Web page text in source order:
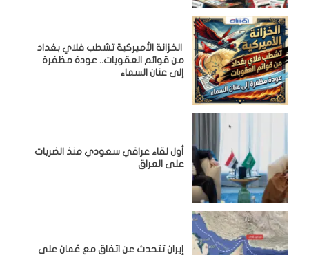
الخزانة الأميركية تشطب فلاي بغداد
من قوائم العقوبات.. عودة مظفرة
إلى عنان السماء
أول لقاء عراقي سعودي منذ الضربات
على العراق
إيران تتحدث عن اتفاق مع عُمان على